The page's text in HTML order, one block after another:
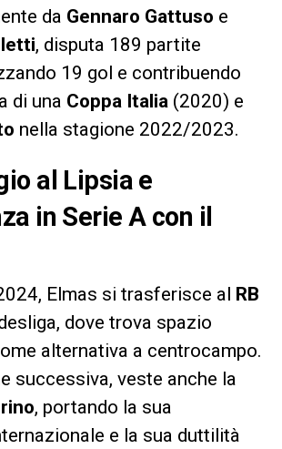
da Gennaro Gattuso e
, disputa 189 partite
19 gol e contribuendo
di una Coppa Italia (2020) e
nella stagione 2022/2023.
al Lipsia e
in Serie A con il
Elmas si trasferisce al RB
dove trova spazio
alternativa a centrocampo.
successiva, veste anche la
, portando la sua
e la sua duttilità